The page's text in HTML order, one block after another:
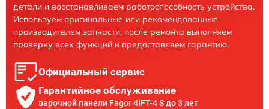
детали и восстанавливаем работоспособность устройства.
Используем оригинальные или рекомендованные
производителем запчасти, после ремонта выполняем
проверку всех функций и предоставляем гарантию.
Официальный сервис
Гарантийное обслуживание
варочной панели Fagor 4IFT-4 S до 3 лет